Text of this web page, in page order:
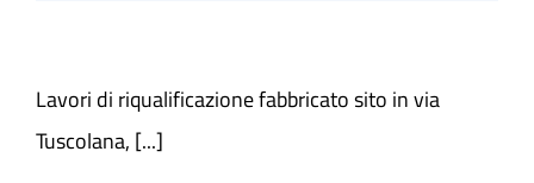
Lavori di riqualificazione fabbricato sito in via
Tuscolana, [...]